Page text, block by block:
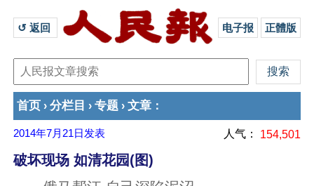
↺ 返回 电子报 正體版
首页 › 分栏目 › 专题 › 文章 ：
2014年7月21日 发表 人气： 154,501
破坏现场 如清花园(图)